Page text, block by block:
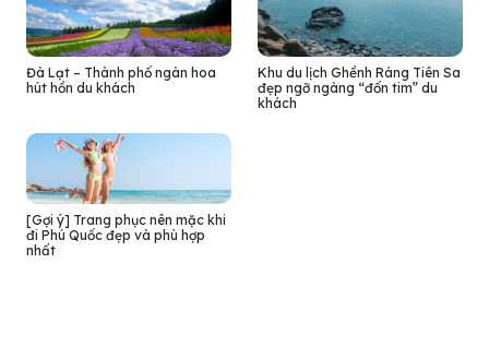
Đà Lạt – Thành phố ngàn hoa
hút hồn du khách
Khu du lịch Ghềnh Ráng Tiên Sa
đẹp ngỡ ngàng “đốn tim” du
khách
[Gợi ý] Trang phục nên mặc khi
đi Phú Quốc đẹp và phù hợp
nhất